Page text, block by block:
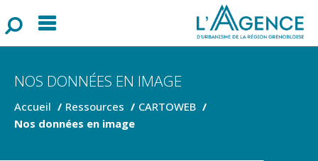
Menu
NOS DONNÉES EN IMAGE
Accueil Ressources
CARTOWEB
Nos données en image